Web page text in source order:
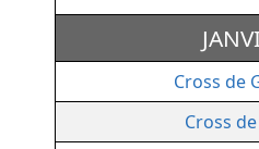
Cross de
Cross de